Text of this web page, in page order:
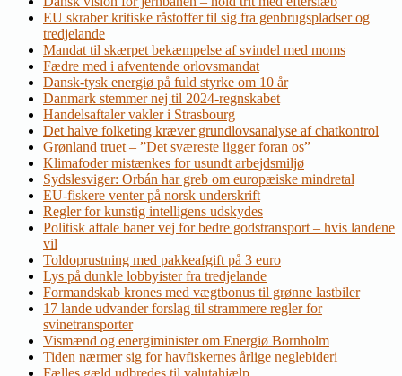
EU skraber kritiske råstoffer til sig fra genbrugspladser og
tredjelande
Mandat til skærpet bekæmpelse af svindel med moms
Fædre med i afventende orlovsmandat
Dansk-tysk energiø på fuld styrke om 10 år
Danmark stemmer nej til 2024-regnskabet
Handelsaftaler vakler i Strasbourg
Det halve folketing kræver grundlovsanalyse af chatkontrol
Grønland truet – ”Det sværeste ligger foran os”
Klimafoder mistænkes for usundt arbejdsmiljø
Sydslesviger: Orbán har greb om europæiske mindretal
EU-fiskere venter på norsk underskrift
Regler for kunstig intelligens udskydes
Politisk aftale baner vej for bedre godstransport – hvis landene
vil
Toldoprustning med pakkeafgift på 3 euro
Lys på dunkle lobbyister fra tredjelande
Formandskab krones med vægtbonus til grønne lastbiler
17 lande udvander forslag til strammere regler for
svinetransporter
Vismænd og energiminister om Energiø Bornholm
Tiden nærmer sig for havfiskernes årlige neglebideri